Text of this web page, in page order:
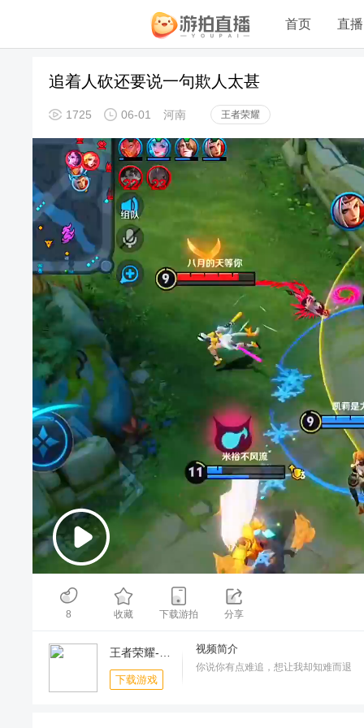
首页 直播
追着人砍还要说一句欺人太甚
1725 06-01 河南 王者荣耀
00:00/00:18
8 收藏 下载游拍 分享
下载游戏
视频简介
你说你有点难追，想让我却知难而退